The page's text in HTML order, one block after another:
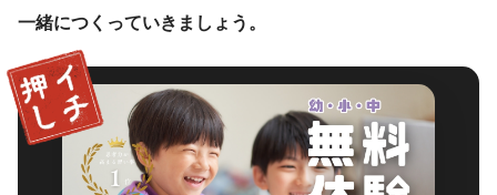
一緒につくっていきましょう。